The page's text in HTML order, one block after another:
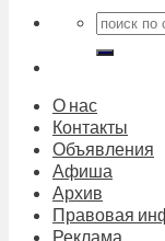
О нас
Контакты
Объявления
Афиша
Архив
Правовая
Реклама